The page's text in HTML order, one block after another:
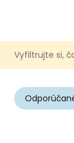
Vyfiltrujte si,